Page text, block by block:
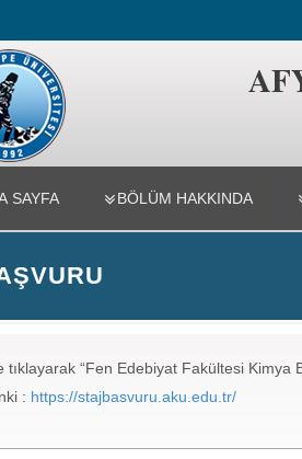
Kimya
SAYFA BÖLÜM HAKKINDA
tıklayarak “Fen Edebiyat Fakültesi
: https://stajbasvuru.aku.edu.tr/